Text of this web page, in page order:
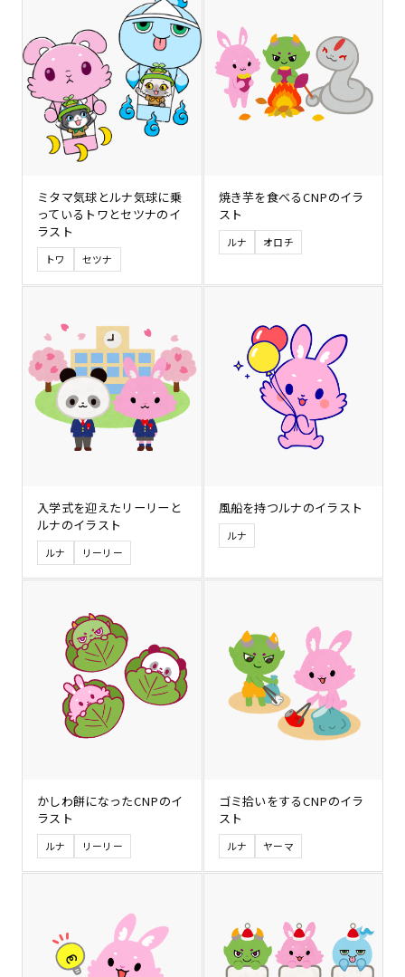
ミタマ気球とルナ気球に乗
っているトワとセツナのイ
ラスト
トワ セツナ
焼き芋を食べるCNPのイラ
スト
ルナ オロチ
入学式を迎えたリーリーと
ルナのイラスト
ルナ リーリー
風船を持つルナのイラスト
ルナ
かしわ餅になったCNPのイ
ラスト
ルナ リーリー
ゴミ拾いをするCNPのイラ
スト
ルナ ヤーマ